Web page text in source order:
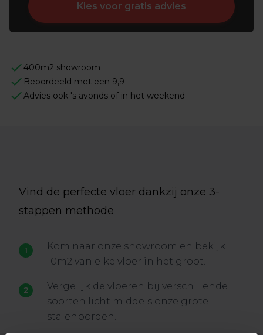
Kies voor gratis advies
400m2 showroom
Beoordeeld met een 9,9
Advies ook 's avonds of in het weekend
Vind de perfecte vloer dankzij onze 3-
stappen methode
Kom naar onze showroom en bekijk
10m2 van elke vloer in het groot.
Vergelijk de vloeren bij verschillende
soorten licht middels onze grote
stalenborden.